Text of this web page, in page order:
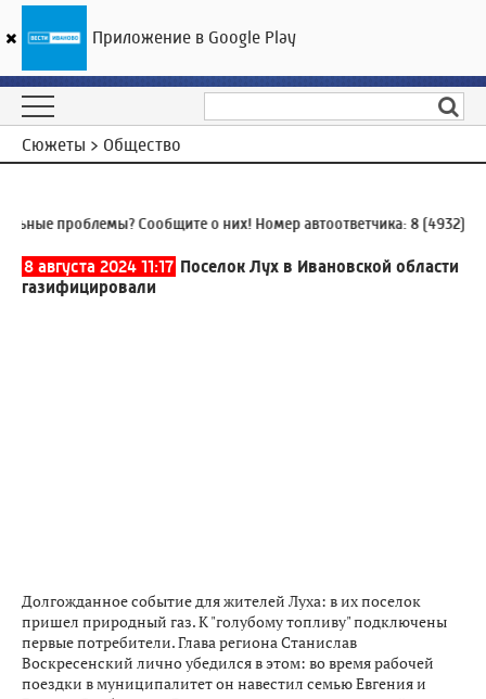
ГТРК «Ивтелерадио»
Сюжеты > Общество
проблемы? Сообщите о них! Номер автоответчика:8 (4932) 930-
8 августа 2024 11:17 Поселок Лух в Ивановской области
газифицировали
Долгожданное событие для жителей Луха: в их поселок
пришел природный газ. К "голубому топливу" подключены
первые потребители. Глава региона Станислав
Воскресенский лично убедился в этом: во время рабочей
поездки в муниципалитет он навестил семью Евгения и
Приложение в Google Play